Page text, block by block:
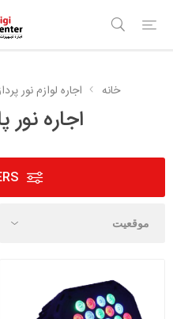
خانه اجاره لوازم نور
اجاره